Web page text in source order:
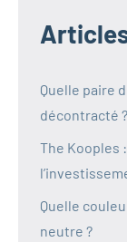
Quelle paire
décontracté ?
The Kooples
Quelle
neutre ?